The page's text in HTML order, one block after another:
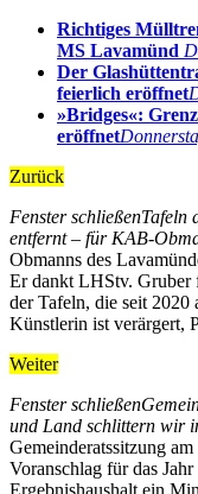
Richtiges
MS Lavamünd
Der
feierlich eröffnet
»Bridges«:
eröffnet
Zurück
Fenster schließenTafeln
entfernt – für KAB-
Obmanns des
Er dankt LHStv. Gruber
der Tafeln, die seit 2020
Künstlerin ist verärgert,
Weiter
Fenster schließen
und Land schlittern wir
Gemeinderatssitzung
Voranschlag für das
Ergebnishaushalt ein